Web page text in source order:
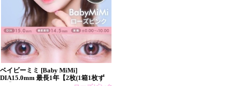
ベイビーミミ [Baby MiMi]
DIA15.0mm 最長1年【2枚(1箱1枚ず